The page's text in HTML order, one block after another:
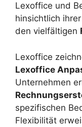
Lexoffice und
hinsichtlich ihrer
den vielfältigen
Lexoffice
Lexoffice
Unternehmen
spezifischen
Flexibilität